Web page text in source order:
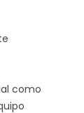
como